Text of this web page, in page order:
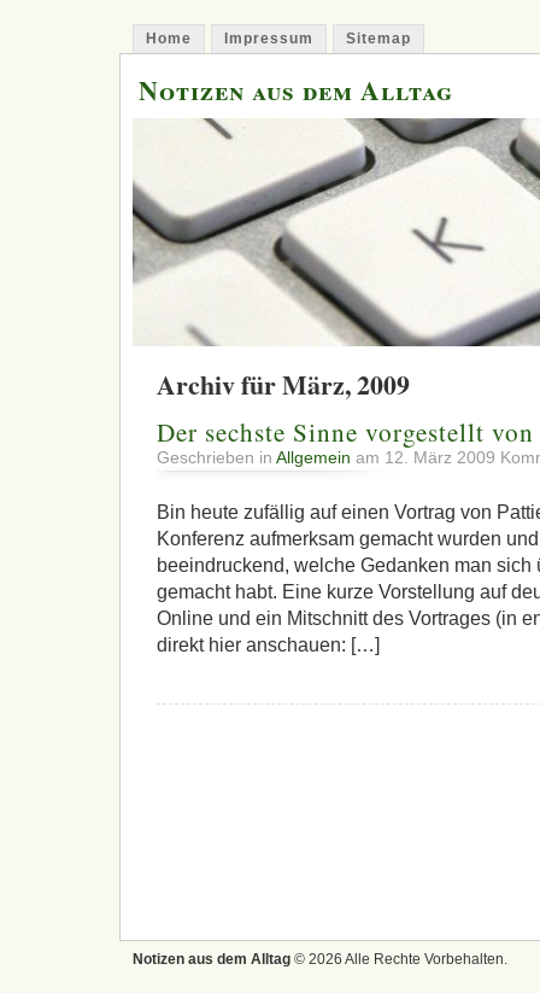
Home Impressum Sitemap
Notizen aus dem Alltag
Archiv für März, 2009
Der sechste Sinne vorgestellt
Geschrieben in Allgemein am 12. März 2009
Bin heute zufällig auf einen Vortrag von
Konferenz aufmerksam gemacht wurden
beeindruckend, welche Gedanken man sich
gemacht habt. Eine kurze Vorstellung auf
Online und ein Mitschnitt des Vortrages (in
direkt hier anschauen: […]
Notizen aus dem Alltag © 2026 Alle Rechte Vorbehalten.